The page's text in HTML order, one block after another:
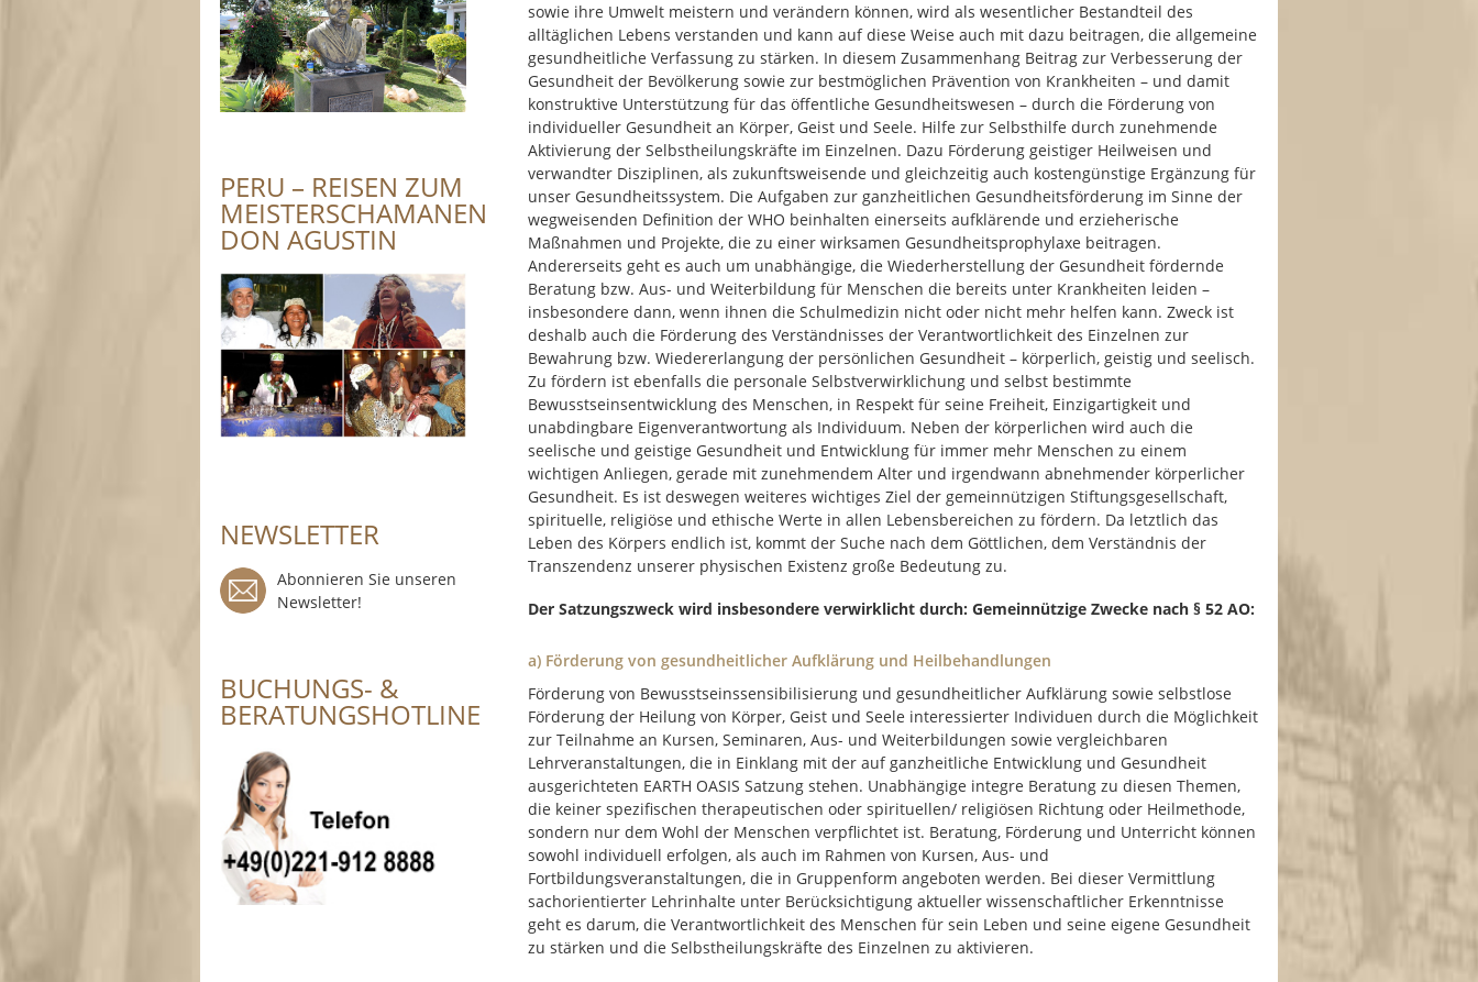
sowie ihre Umwelt meistern und verändern können, wird als wesentlicher Bestandteil des
alltäglichen Lebens verstanden und kann auf diese Weise auch mit dazu beitragen, die allgemeine
gesundheitliche Verfassung zu stärken. In diesem Zusammenhang Beitrag zur Verbesserung der
Gesundheit der Bevölkerung sowie zur bestmöglichen Prävention von Krankheiten – und damit
konstruktive Unterstützung für das öffentliche Gesundheitswesen – durch die Förderung von
individueller Gesundheit an Körper, Geist und Seele. Hilfe zur Selbsthilfe durch zunehmende
Aktivierung der Selbstheilungskräfte im Einzelnen. Dazu Förderung geistiger Heilweisen und
verwandter Disziplinen, als zukunftsweisende und gleichzeitig auch kostengünstige Ergänzung für
unser Gesundheitssystem. Die Aufgaben zur ganzheitlichen Gesundheitsförderung im Sinne der
wegweisenden Definition der WHO beinhalten einerseits aufklärende und erzieherische
Maßnahmen und Projekte, die zu einer wirksamen Gesundheitsprophylaxe beitragen.
Andererseits geht es auch um unabhängige, die Wiederherstellung der Gesundheit fördernde
Beratung bzw. Aus- und Weiterbildung für Menschen die bereits unter Krankheiten leiden –
insbesondere dann, wenn ihnen die Schulmedizin nicht oder nicht mehr helfen kann. Zweck ist
deshalb auch die Förderung des Verständnisses der Verantwortlichkeit des Einzelnen zur
Bewahrung bzw. Wiedererlangung der persönlichen Gesundheit – körperlich, geistig und seelisch.
Zu fördern ist ebenfalls die personale Selbstverwirklichung und selbst bestimmte
Bewusstseinsentwicklung des Menschen, in Respekt für seine Freiheit, Einzigartigkeit und
unabdingbare Eigenverantwortung als Individuum. Neben der körperlichen wird auch die
seelische und geistige Gesundheit und Entwicklung für immer mehr Menschen zu einem
wichtigen Anliegen, gerade mit zunehmendem Alter und irgendwann abnehmender körperlicher
Gesundheit. Es ist deswegen weiteres wichtiges Ziel der gemeinnützigen Stiftungsgesellschaft,
spirituelle, religiöse und ethische Werte in allen Lebensbereichen zu fördern. Da letztlich das
Leben des Körpers endlich ist, kommt der Suche nach dem Göttlichen, dem Verständnis der
Transzendenz unserer physischen Existenz große Bedeutung zu.
Der Satzungszweck wird insbesondere verwirklicht durch: Gemeinnützige Zwecke nach § 52 AO:
a) Förderung von gesundheitlicher Aufklärung und Heilbehandlungen
Förderung von Bewusstseinssensibilisierung und gesundheitlicher Aufklärung sowie selbstlose
Förderung der Heilung von Körper, Geist und Seele interessierter Individuen durch die Möglichkeit
zur Teilnahme an Kursen, Seminaren, Aus- und Weiterbildungen sowie vergleichbaren
Lehrveranstaltungen, die in Einklang mit der auf ganzheitliche Entwicklung und Gesundheit
ausgerichteten EARTH OASIS Satzung stehen. Unabhängige integre Beratung zu diesen Themen,
die keiner spezifischen therapeutischen oder spirituellen/ religiösen Richtung oder Heilmethode,
sondern nur dem Wohl der Menschen verpflichtet ist. Beratung, Förderung und Unterricht können
sowohl individuell erfolgen, als auch im Rahmen von Kursen, Aus- und
Fortbildungsveranstaltungen, die in Gruppenform angeboten werden. Bei dieser Vermittlung
sachorientierter Lehrinhalte unter Berücksichtigung aktueller wissenschaftlicher Erkenntnisse
geht es darum, die Verantwortlichkeit des Menschen für sein Leben und seine eigene Gesundheit
zu stärken und die Selbstheilungskräfte des Einzelnen zu aktivieren.
PERU – REISEN ZUM
MEISTERSCHAMANEN
DON AGUSTIN
NEWSLETTER
Abonnieren Sie unseren
Newsletter!
BUCHUNGS- &
BERATUNGSHOTLINE